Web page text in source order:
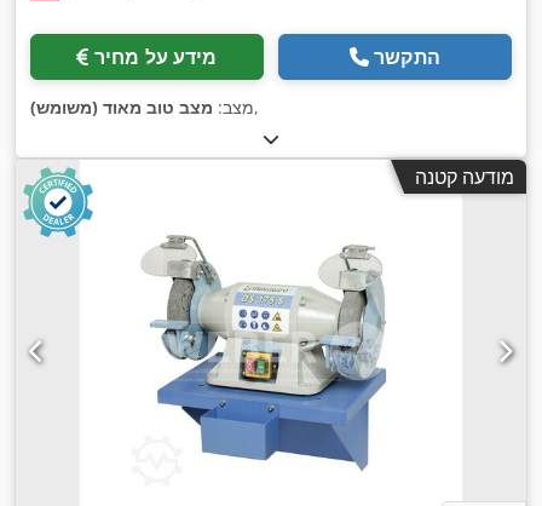
מידע על מחיר התקשר
מצב: מצב טוב מאוד (משומש) ,
מודעה קטנה